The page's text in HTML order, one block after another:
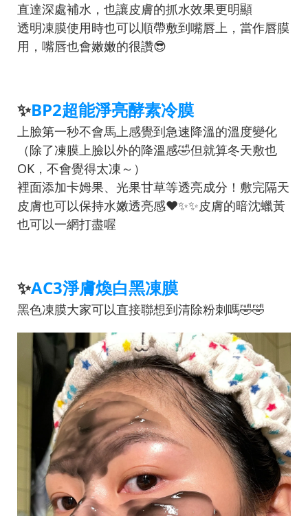
直達深處補水，也讓皮膚的抓水效果更明顯
透明凍膜使用時也可以順帶敷到嘴唇上，當作唇膜
用，嘴唇也會嫩嫩的很讚😎
✨BP2超能淨亮酵素冷膜
上臉第一秒不會馬上感覺到急速降溫的溫度變化
（除了凍膜上臉以外的降溫感🤣但就算冬天敷也
OK，不會覺得太凍～）
裡面添加卡姆果、光果甘草等透亮成分！敷完隔天
皮膚也可以保持水嫩透亮感❤️✨✨皮膚的暗沈蠟黃
也可以一網打盡喔
✨AC3淨膚煥白黑凍膜
黑色凍膜大家可以直接聯想到清除粉刺嗎🤣🤣